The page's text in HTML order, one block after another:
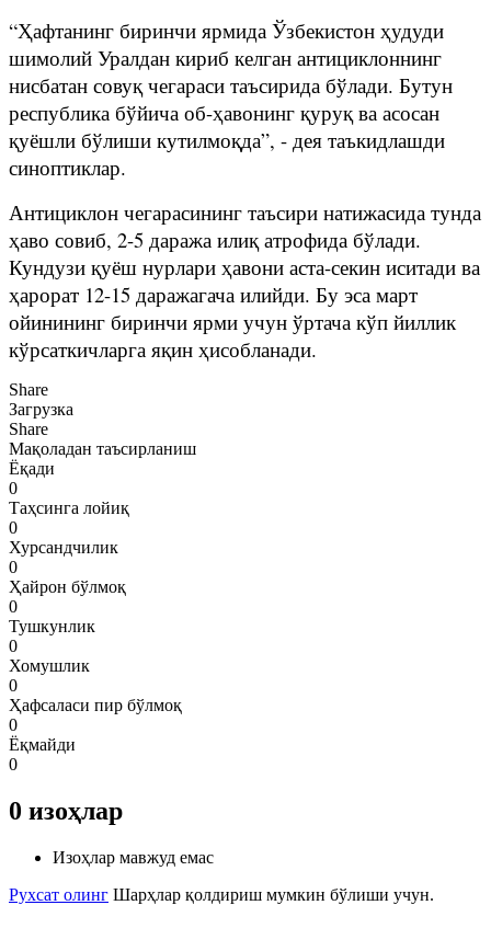
“Ҳафтанинг биринчи ярмида Ўзбекистон ҳудуди
шимолий Уралдан кириб келган антициклоннинг
нисбатан совуқ чегараси таъсирида бўлади. Бутун
республика бўйича об-ҳавонинг қуруқ ва асосан
қуёшли бўлиши кутилмоқда”, - дея таъкидлашди
синоптиклар.
Антициклон чегарасининг таъсири натижасида тунда
ҳаво совиб, 2-5 даража илиқ атрофида бўлади.
Кундузи қуёш нурлари ҳавони аста-секин иситади ва
ҳарорат 12-15 даражагача илийди. Бу эса март
ойинининг биринчи ярми учун ўртача кўп йиллик
кўрсаткичларга яқин ҳисобланади.
Share
Загрузка
Share
Мақоладан таъсирланиш
Ёқади
0
Таҳсинга лойиқ
0
Хурсандчилик
0
Ҳайрон бўлмоқ
0
Тушкунлик
0
Хомушлик
0
Ҳафсаласи пир бўлмоқ
0
Ёқмайди
0
0 изоҳлар
Изоҳлар мавжуд емас
Рухсат олинг Шарҳлар қолдириш мумкин бўлиши учун.